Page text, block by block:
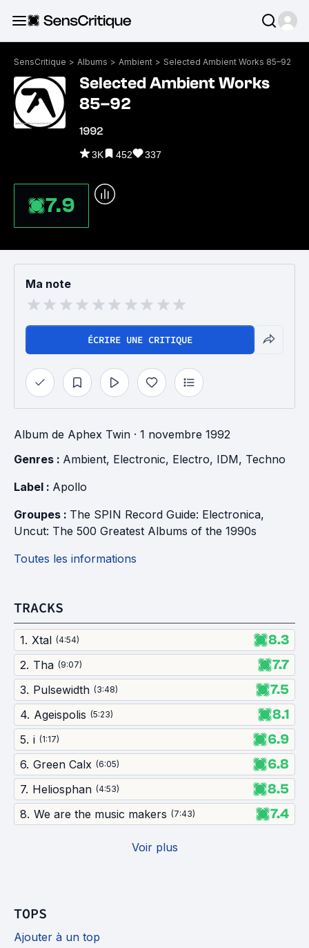
SensCritique > Albums > Ambient > Selected Ambient Works 85–92
Selected Ambient Works
85–92
1992
3K 452 337
7.9
Ma note
ÉCRIRE UNE CRITIQUE
Album de Aphex Twin · 1 novembre 1992
Genres : Ambient, Electronic, Electro, IDM, Techno
Label : Apollo
Groupes : The SPIN Record Guide: Electronica,
Uncut: The 500 Greatest Albums of the 1990s
Toutes les informations
TRACKS
1. Xtal (4:54) 8.3
2. Tha (9:07) 7.7
3. Pulsewidth (3:48) 7.5
4. Ageispolis (5:23) 8.1
5. i (1:17) 6.9
6. Green Calx (6:05) 6.8
7. Heliosphan (4:53) 8.5
8. We are the music makers (7:43) 7.4
Voir plus
TOPS
Ajouter à un top